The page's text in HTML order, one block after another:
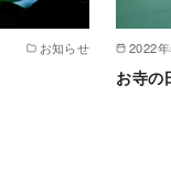
お知らせ 2022
お寺の